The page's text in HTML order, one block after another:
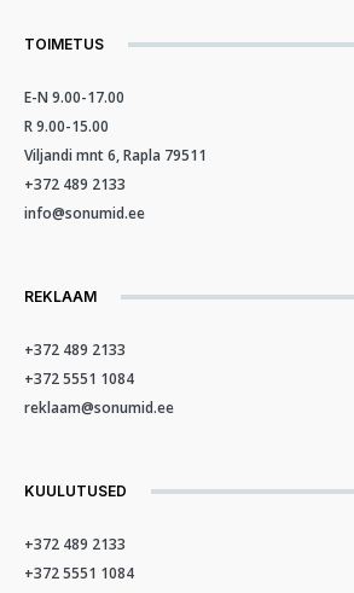
TOIMETUS
E-N 9.00-17.00
R 9.00-15.00
Viljandi mnt 6, Rapla 79511
+372 489 2133
info@sonumid.ee
REKLAAM
+372 489 2133
+372 5551 1084
reklaam@sonumid.ee
KUULUTUSED
+372 489 2133
+372 5551 1084